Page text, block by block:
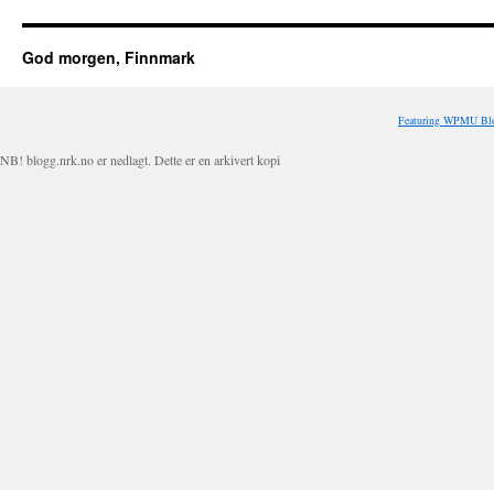
God morgen, Finnmark
Featuring WPMU
NB! blogg.nrk.no er nedlagt. Dette er en arkivert kopi